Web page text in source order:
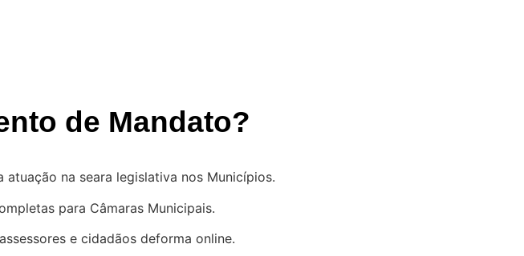
de Mandato?
na seara legislativa nos Municípios.
para Câmaras Municipais.
e cidadãos deforma online.